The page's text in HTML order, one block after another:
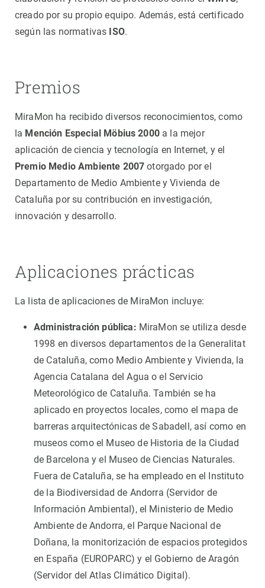
creado por su propio equipo. Además, está certificado
según las normativas ISO.
Premios
MiraMon ha recibido diversos reconocimientos, como
la Mención Especial Möbius 2000a la mejor
aplicación de ciencia y tecnología en Internet, y el
Premio Medio Ambiente 2007 otorgado por el
Departamento de Medio Ambiente y Vivienda de
Cataluña por su contribución en investigación,
innovación y desarrollo.
Aplicaciones prácticas
La lista de aplicaciones de MiraMon incluye:
Administración pública: MiraMon se utiliza desde
1998 en diversos departamentos de la Generalitat
de Cataluña, como Medio Ambiente y Vivienda, la
Agencia Catalana del Agua o el Servicio
Meteorológico de Cataluña. También se ha
aplicado en proyectos locales, como el mapa de
barreras arquitectónicas de Sabadell, así como en
museos como el Museo de Historia de la Ciudad
de Barcelona y el Museo de Ciencias Naturales.
Fuera de Cataluña, se ha empleado en el Instituto
de la Biodiversidad de Andorra (Servidor de
Información Ambiental), el Ministerio de Medio
Ambiente de Andorra, el Parque Nacional de
Doñana, la monitorización de espacios protegidos
en España (EUROPARC) y el Gobierno de Aragón
(Servidor del Atlas Climático Digital).